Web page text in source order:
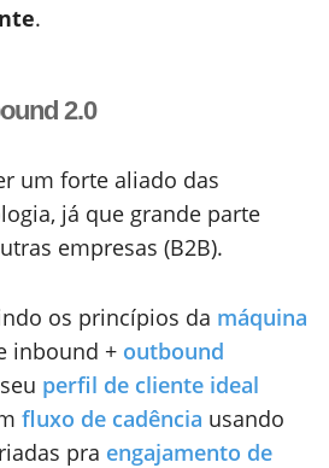
.
2.0
um forte aliado das
já que grande parte
empresas (B2B).
os princípios da máquina
inbound + outbound
perfil de cliente ideal
fluxo de cadência usando
pra engajamento de